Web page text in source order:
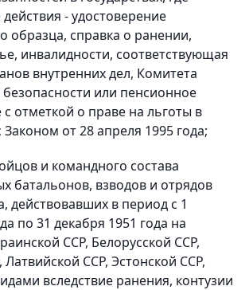
- удостоверение
образца, справка о ранении,
инвалидности, соответствующая
внутренних дел, Комитета
или пенсионное
с отметкой о праве на льготы в
Законом от 28 апреля 1995 года;
и командного состава
батальонов, взводов и отрядов
действовавших в период с 1
по 31 декабря 1951 года на
ССР, Белорусской ССР,
ССР, Эстонской ССР,
вследствие ранения, контузии